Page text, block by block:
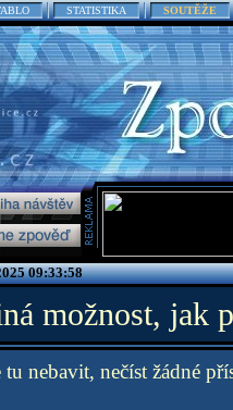
STATISTIKA SOUTĚŽE
09:33:58
možnost, jak
nebavit, nečíst žádné